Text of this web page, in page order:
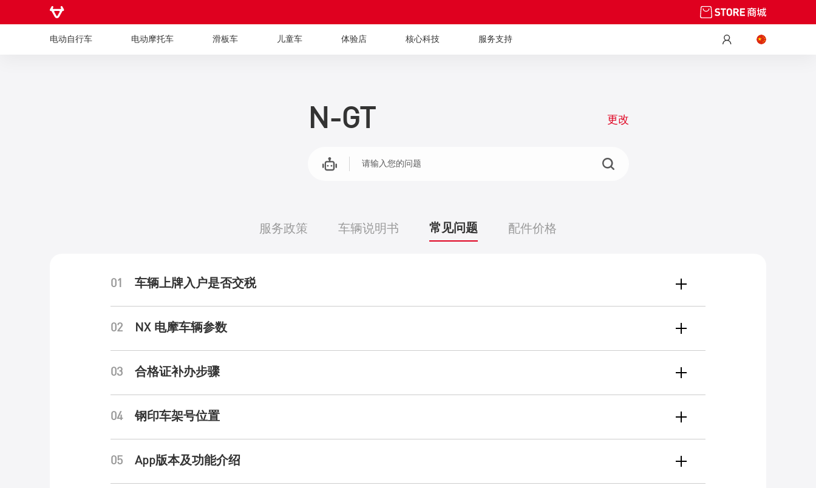
电动自行车 电动摩托车 滑板车 儿童车 体验店 核心科技 服务支持
N-GT 更改
请输入您的问题
服务政策 车辆说明书 常见问题 配件价格
01 车辆上牌入户是否交税
02 NX 电摩车辆参数
03 合格证补办步骤
04 钢印车架号位置
05 App版本及功能介绍